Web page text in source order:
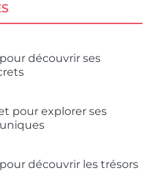
découvrir ses
pour explorer ses
découvrir les trésors